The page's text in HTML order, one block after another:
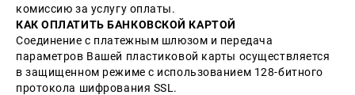
комиссию за услугу оплаты.
КАК ОПЛАТИТЬ БАНКОВСКОЙ КАРТОЙ
Соединение с платежным шлюзом и передача
параметров Вашей пластиковой карты осуществляется
в защищенном режиме с использованием 128-битного
протокола шифрования SSL.